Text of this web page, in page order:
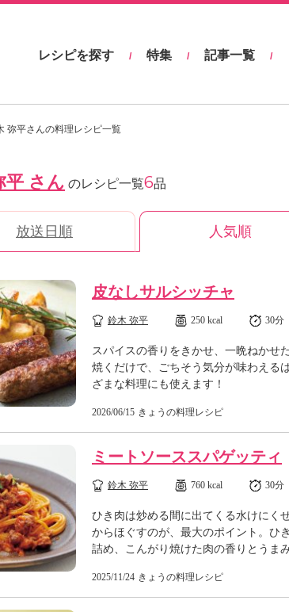
レシピを探す / 特集 / 記事一覧 /
弥平さんの料理レシピ一覧
平 さん のレシピ一覧6品
放送日順 人気順
皮なしサルシッチャ
鈴木 弥平 250 kcal 30分
スパイスの香りをきかせ、一晩ねかせ
焼くだけで、ごちそう気分が味わえる
ざまな料理にも使えます！
2026/06/15 きょうの料理レシピ
ミートソーススパゲッティ
鈴木 弥平 760 kcal 30分
ひき肉は炒める間に出てくる水けにく
からほぐすのが、最大のポイント。ひ
詰め、こんがり焼けた肉の香りとうま
2025/11/24 きょうの料理レシピ